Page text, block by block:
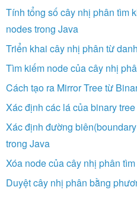
Tính tổng số cây nhị phân tìm
nodes trong Java
Triển khai cây nhị phân từ
Tìm kiếm node của cây nhị
Cách tạo ra Mirror Tree từ
Xác định các lá của binary
Xác định đường
trong Java
Xóa node của cây nhị phân
Duyệt cây nhị phân bằng